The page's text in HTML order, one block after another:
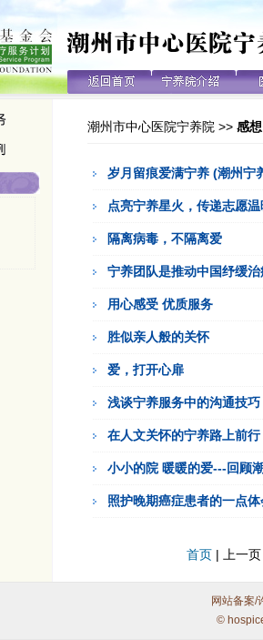
潮州市中心医院宁养院 >> 感
岁月留痕爱满宁养 (潮州宁
点亮宁养星火，传递志愿
隔离病毒，不隔离爱
宁养团队是推动中国纾缓
用心感受 优质服务
胜似亲人般的关怀
爱，打开心扉
浅谈宁养服务中的沟通技巧
在人文关怀的宁养路上前行
小小的院 暖暖的爱---回顾
照护晚期癌症患者的一点体
首页 | 上一
网站备案/
©